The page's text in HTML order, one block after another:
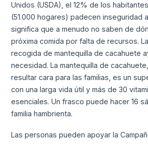
Unidos (USDA), el 12% de los
(51.000 hogares) padecen inseguridad
significa que a menudo no saben de
próxima comida por falta de recursos.
recogida de mantequilla de cacahuete
necesidad. La mantequilla de
resultar cara para las familias, es un
con una larga vida útil y más de 30
esenciales. Un frasco puede hacer 16
familia hambrienta.
Las personas pueden apoyar la